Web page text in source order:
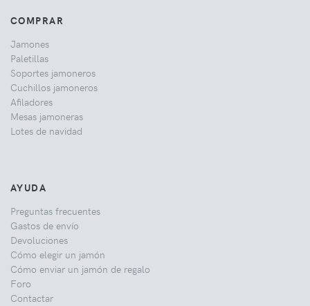
COMPRAR
Jamones
Paletillas
Soportes jamoneros
Cuchillos jamoneros
Afiladores
Mesas jamoneras
Lotes de navidad
AYUDA
Preguntas frecuentes
Gastos de envío
Devoluciones
Cómo elegir un jamón
Cómo enviar un jamón de regalo
Foro
Contactar